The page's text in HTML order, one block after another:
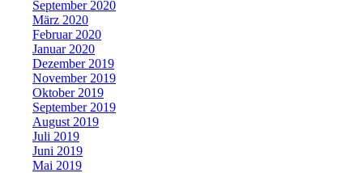
September 2020
März 2020
Februar 2020
Januar 2020
Dezember 2019
November 2019
Oktober 2019
September 2019
August 2019
Juli 2019
Juni 2019
Mai 2019